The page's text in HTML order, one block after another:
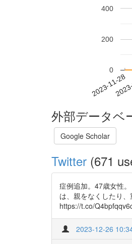
2023-11-28
0
200
400
外部データベ
Google Scholar
Twitter (671
症例追加。47歳女性
は、親をなくしたり
https://t.co/
2023-12-26